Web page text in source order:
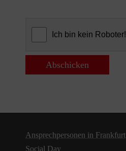
Abschicken
Ansprechpersonen in Frankfurt
Social Day